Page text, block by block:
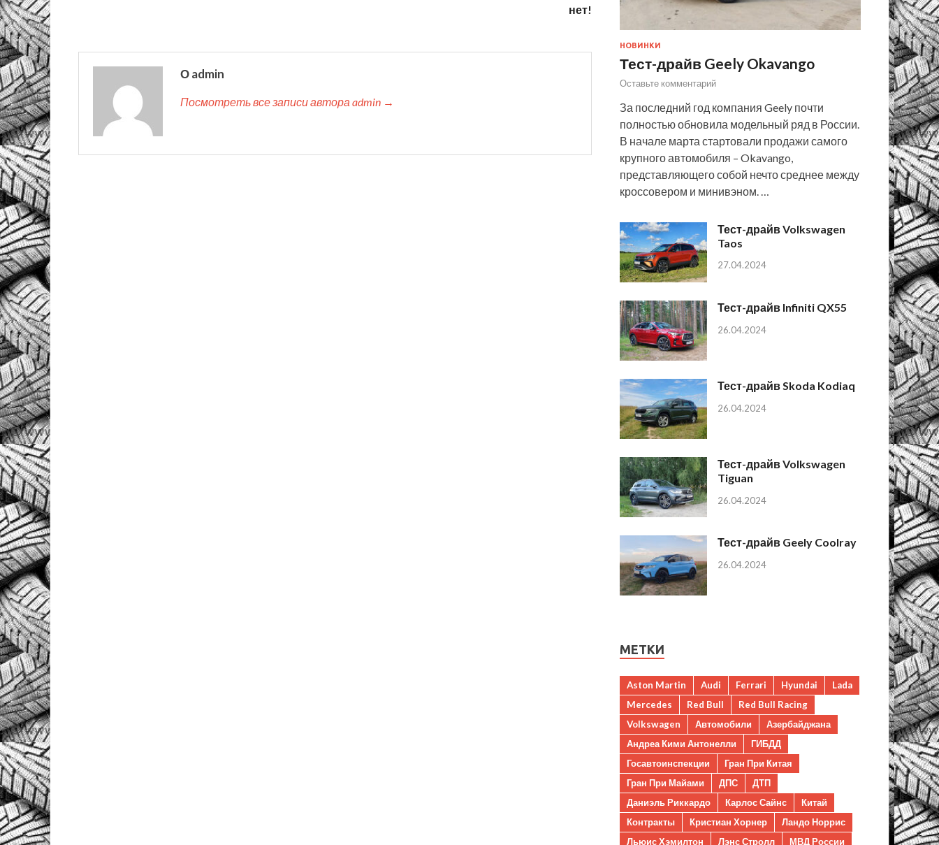
нет!
О admin
Посмотреть все записи автора admin →
НОВИНКИ
Тест-драйв Geely Okavango
Оставьте комментарий
За последний год компания Geely почти
полностью обновила модельный ряд в России.
В начале марта стартовали продажи самого
крупного автомобиля – Okavango,
представляющего собой нечто среднее между
кроссовером и минивэном. …
Тест-драйв Volkswagen
Taos
27.04.2024
Тест-драйв Infiniti QX55
26.04.2024
Тест-драйв Skoda Kodiaq
26.04.2024
Тест-драйв Volkswagen
Tiguan
26.04.2024
Тест-драйв Geely Coolray
26.04.2024
МЕТКИ
Aston Martin Audi Ferrari Hyundai
Lada
Mercedes
Red Bull
Red Bull Racing
Volkswagen
Автомобили
Азербайджана
Андреа Кими Антонелли
ГИБДД
Госавтоинспекции
Гран При Китая
Гран При Майами
ДПС
ДТП
Даниэль Риккардо
Карлос Сайнс
Китай
Контракты
Кристиан Хорнер
Ландо Норрис
Льюис Хэмилтон
Лэнс Стролл
МВД России